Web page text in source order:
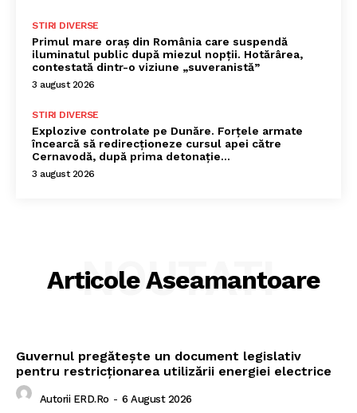
STIRI DIVERSE
Primul mare oraș din România care suspendă
iluminatul public după miezul nopții. Hotărârea,
contestată dintr-o viziune „suveranistă”
3 august 2026
STIRI DIVERSE
Explozive controlate pe Dunăre. Forțele armate
încearcă să redirecționeze cursul apei către
Cernavodă, după prima detonație…
3 august 2026
Articole Aseamantoare
NOUTATI
Guvernul pregătește un document legislativ
pentru restricționarea utilizării energiei electrice
Autorii ERD.ro - 6 August 2026